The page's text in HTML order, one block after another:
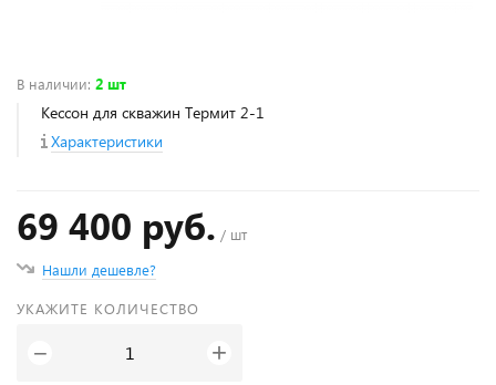
В наличии: 2 шт
Кессон для скважин Термит 2-1
Характеристики
69 400 руб. / шт
Нашли дешевле?
УКАЖИТЕ КОЛИЧЕСТВО
− +